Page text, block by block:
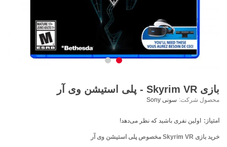
بازی Skyrim VR - پلی استیشن وی آر
محصول شرکت: سونی Sony
امتیاز: اولین نفری باشید که نظر می‌دهد!
خرید بازی Skyrim VR مخصوص پلی استیشن وی آر